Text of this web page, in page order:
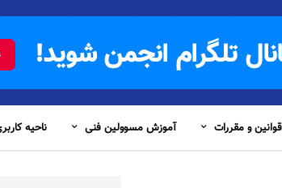
قوانین و مقررات آموزش مسوولین فنی ناحیه